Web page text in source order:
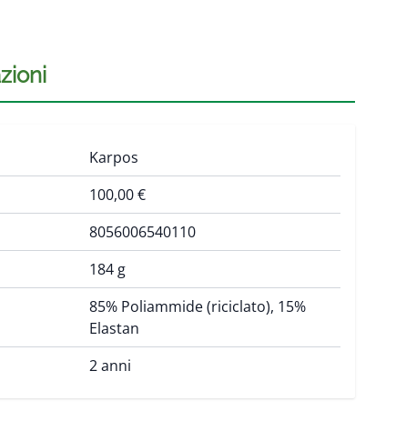
Karpos
100,00 €
8056006540110
184 g
85% Poliammide (riciclato), 15%
Elastan
2 anni